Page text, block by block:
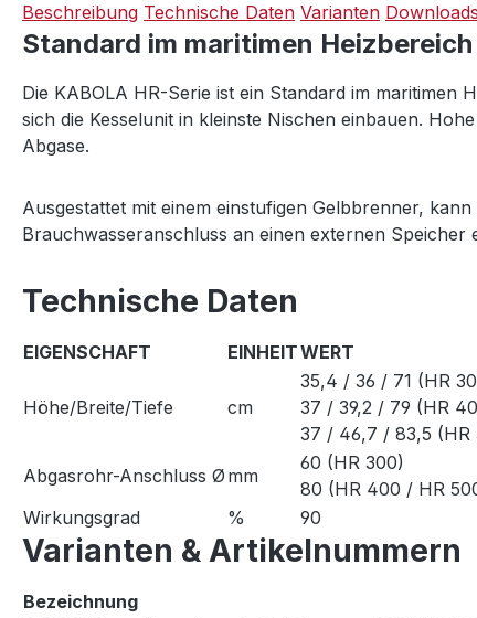
Beschreibung Technische Daten Varianten Downloads
Standard im maritimen Heizbereich
Die KABOLA HR-Serie ist ein Standard im
sich die Kesselunit in kleinste Nischen einbauen.
Abgase.
Ausgestattet mit einem einstufigen Gelbbrenner,
Brauchwasseranschluss an einen externen Speicher
Technische Daten
EIGENSCHAFT EINHEITWERT
Höhe/Breite/Tiefe cm
35,4 / 36 / 71 (HR
37 / 39,2 / 79 (HR
37 / 46,7 / 83,5 (HR
Abgasrohr-Anschluss Ø mm
60 (HR 300)
80 (HR 400 / HR
Wirkungsgrad
% 90
Varianten & Artikelnummern
Bezeichnung